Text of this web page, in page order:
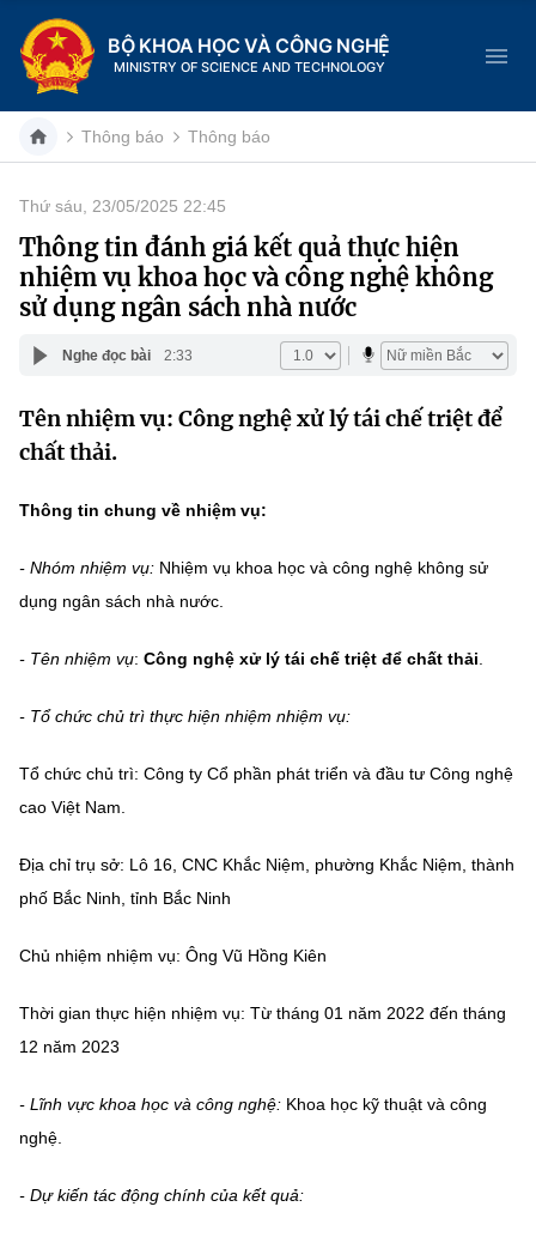
BỘ KHOA HỌC VÀ CÔNG NGHỆ
MINISTRY OF SCIENCE AND TECHNOLOGY
Danh mục
Trang chủ
Cơ cấu tổ chức
Lịch sử phát triển
Sở Khoa học và Công nghệ
Khoa học và Công nghệ
Đổi mới sáng tạo
Chuyển đổi số
Năng lượng nguyên tử
Tin tổng hợp
Dịch vụ công
Hệ thống văn bản
Văn bản QPPL
MST IOFFICE
THỐNG KÊ
Khoa học và Công nghệ
Sở hữu trí tuệ
Tiêu chuẩn, đo lường, chất lượng
Năng lượng nguyên tử
Multimedia
THƯ ĐIỆN TỬ
Khác
Infographic
Thông báo Thông báo
Thứ sáu, 23/05/2025 22:45
Thông tin đánh giá kết quả thực hiện
nhiệm vụ khoa học và công nghệ không
sử dụng ngân sách nhà nước
Nghe đọc bài 2:33
Tên nhiệm vụ: Công nghệ xử lý tái chế triệt để
chất thải.
Thông tin chung về nhiệm vụ:
- Nhóm nhiệm vụ: Nhiệm vụ khoa học và công nghệ không sử
dụng ngân sách nhà nước.
- Tên nhiệm vụ: Công nghệ xử lý tái chế triệt để chất thải
- Tổ chức chủ trì thực hiện nhiệm nhiệm vụ:
Tổ chức chủ trì: Công ty Cổ phần phát triển và đầu tư Công nghệ
cao Việt Nam.
Địa chỉ trụ sở: Lô 16, CNC Khắc Niệm, phường Khắc Niệm, thành
phố Bắc Ninh, tỉnh Bắc Ninh
Chủ nhiệm nhiệm vụ: Ông Vũ Hồng Kiên
Thời gian thực hiện nhiệm vụ: Từ tháng 01 năm 2022 đến tháng
12 năm 2023
- Lĩnh vực khoa học và công nghệ: Khoa học kỹ thuật và công
nghệ.
- Dự kiến tác động chính của kết quả: